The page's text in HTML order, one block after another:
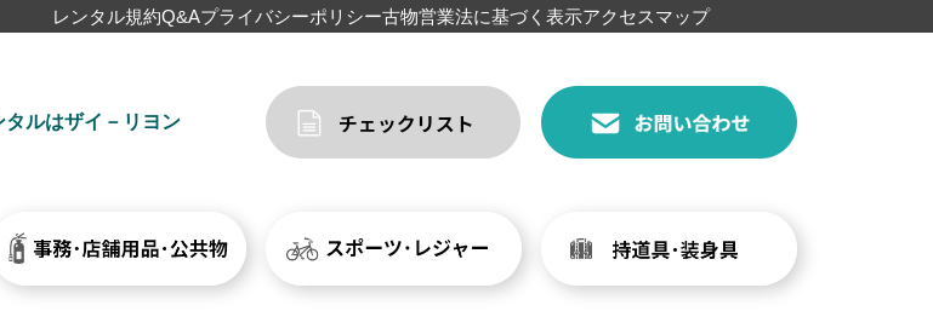
レンタル規約Q&Aプライバシーポリシー古物営業法に基づく表示アクセスマップ
ルはザイ－リヨン